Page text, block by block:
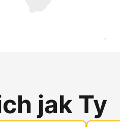
jak Ty